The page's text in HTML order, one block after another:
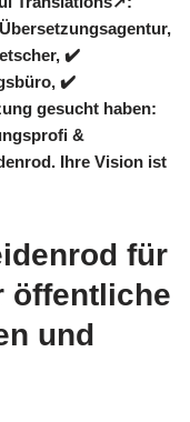
✔️
✔️
gesucht haben:
&
Ihre Vision ist
für
öffentliche
und